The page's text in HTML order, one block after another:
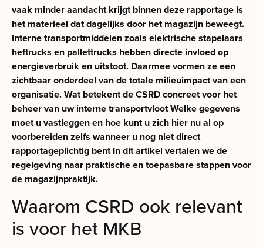
vaak minder aandacht krijgt binnen deze rapportage is
het materieel dat dagelijks door het magazijn beweegt.
Interne transportmiddelen zoals elektrische stapelaars
heftrucks en pallettrucks hebben directe invloed op
energieverbruik en uitstoot. Daarmee vormen ze een
zichtbaar onderdeel van de totale milieuimpact van een
organisatie. Wat betekent de CSRD concreet voor het
beheer van uw interne transportvloot Welke gegevens
moet u vastleggen en hoe kunt u zich hier nu al op
voorbereiden zelfs wanneer u nog niet direct
rapportageplichtig bent In dit artikel vertalen we de
regelgeving naar praktische en toepasbare stappen voor
de magazijnpraktijk.
Waarom CSRD ook relevant
is voor het MKB